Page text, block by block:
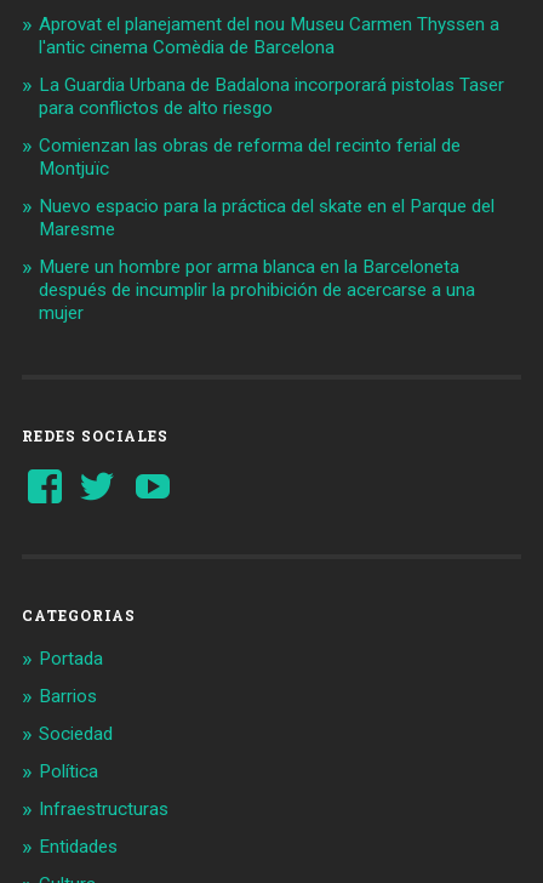
Aprovat el planejament del nou Museu Carmen Thyssen a
l'antic cinema Comèdia de Barcelona
La Guardia Urbana de Badalona incorporará pistolas Taser
para conflictos de alto riesgo
Comienzan las obras de reforma del recinto ferial de
Montjuïc
Nuevo espacio para la práctica del skate en el Parque del
Maresme
Muere un hombre por arma blanca en la Barceloneta
después de incumplir la prohibición de acercarse a una
mujer
REDES SOCIALES
Ver
perfil
Ver
perfil
CATEGORIAS
Portada
Barrios
Sociedad
Política
Infraestructuras
Entidades